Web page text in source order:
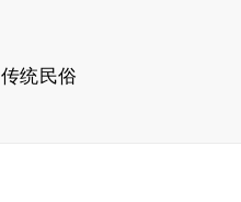
传统民俗